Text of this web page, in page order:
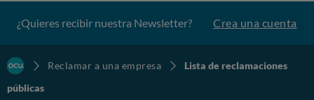
¿Quieres recibir nuestra Newsletter? Crea una cuenta
Reclamar a una empresa
Lista de reclamaciones
públicas